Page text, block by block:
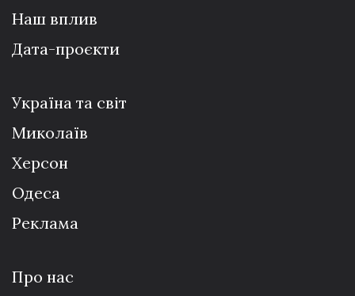
Наш вплив
Дата-проєкти
Україна та світ
Миколаїв
Херсон
Одеса
Реклама
Про нас